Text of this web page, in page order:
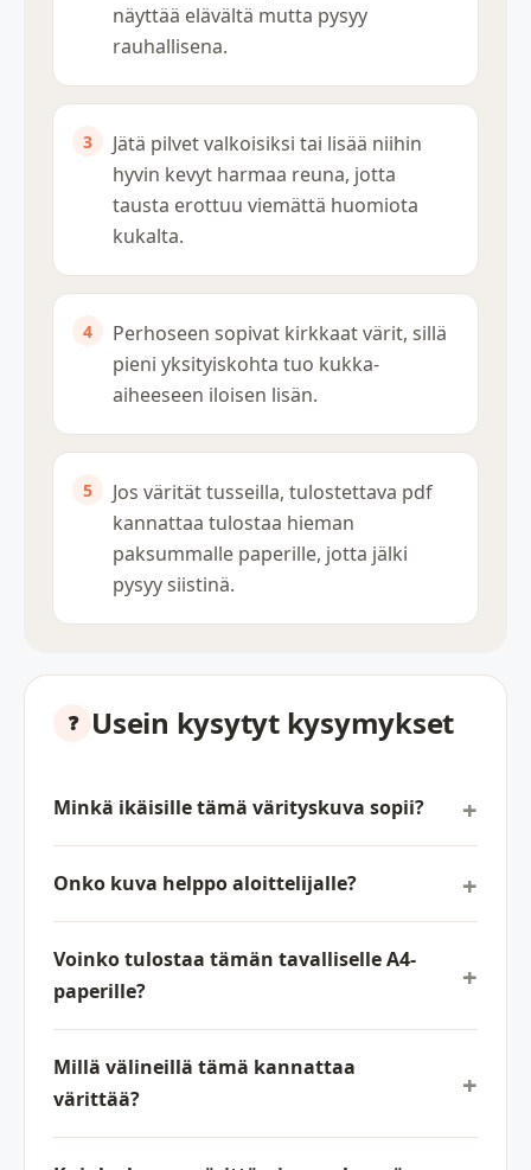
näyttää elävältä mutta pysyy
rauhallisena.
Jätä pilvet valkoisiksi tai lisää niihin
hyvin kevyt harmaa reuna, jotta
tausta erottuu viemättä huomiota
kukalta.
Perhoseen sopivat kirkkaat värit, sillä
pieni yksityiskohta tuo kukka-
aiheeseen iloisen lisän.
Jos värität tusseilla, tulostettava pdf
kannattaa tulostaa hieman
paksummalle paperille, jotta jälki
pysyy siistinä.
Usein kysytyt kysymykset
Minkä ikäisille tämä värityskuva sopii?
Onko kuva helppo aloittelijalle?
Voinko tulostaa tämän tavalliselle A4-
paperille?
Millä välineillä tämä kannattaa
värittää?